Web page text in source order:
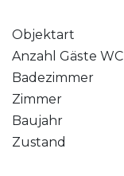
Objektart
Anzahl Gäste WC
Badezimmer
Zimmer
Baujahr
Zustand